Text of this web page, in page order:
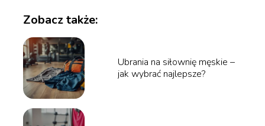
Zobacz także:
Ubrania na siłownię męskie –
jak wybrać najlepsze?